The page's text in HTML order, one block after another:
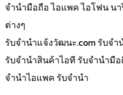
จำนำมือถือ ไอแพค ไอโฟน น
ต่างๆ
รับจํานําแจ้งวัฒนะ.com รับจ
รับจำนำสินค้าไอที รับจำนำมื
จำนำไอแพค รับจำนำ